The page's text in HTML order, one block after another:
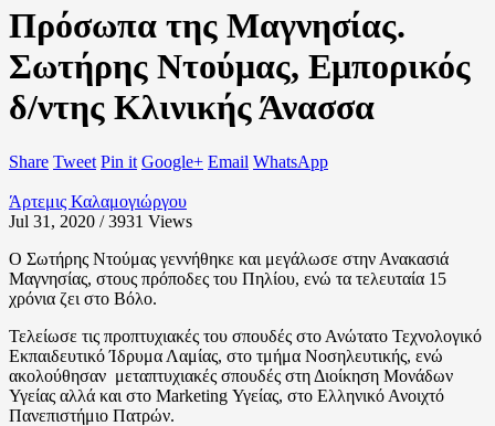
Πρόσωπα της Μαγνησίας.
Σωτήρης Ντούμας, Εμπορικός
δ/ντης Κλινικής Άνασσα
Share Tweet Pin it Google+ Email WhatsApp
Άρτεμις Καλαμογιώργου
Jul 31, 2020 / 3931 Views
Ο Σωτήρης Ντούμας γεννήθηκε και μεγάλωσε στην Ανακασιά
Μαγνησίας, στους πρόποδες του Πηλίου, ενώ τα τελευταία 15
χρόνια ζει στο Βόλο.
Τελείωσε τις προπτυχιακές του σπουδές στο Ανώτατο Τεχνολογικό
Εκπαιδευτικό Ίδρυμα Λαμίας, στο τμήμα Νοσηλευτικής, ενώ
ακολούθησαν μεταπτυχιακές σπουδές στη Διοίκηση Μονάδων
Υγείας αλλά και στο Marketing Υγείας, στο Ελληνικό Ανοιχτό
Πανεπιστήμιο Πατρών.